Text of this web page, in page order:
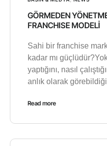
GÖRMEDEN
FRANCHISE MODELİ
Sahi bir franchise
kadar mı
yaptığını, nasıl
anlık olarak
Read more